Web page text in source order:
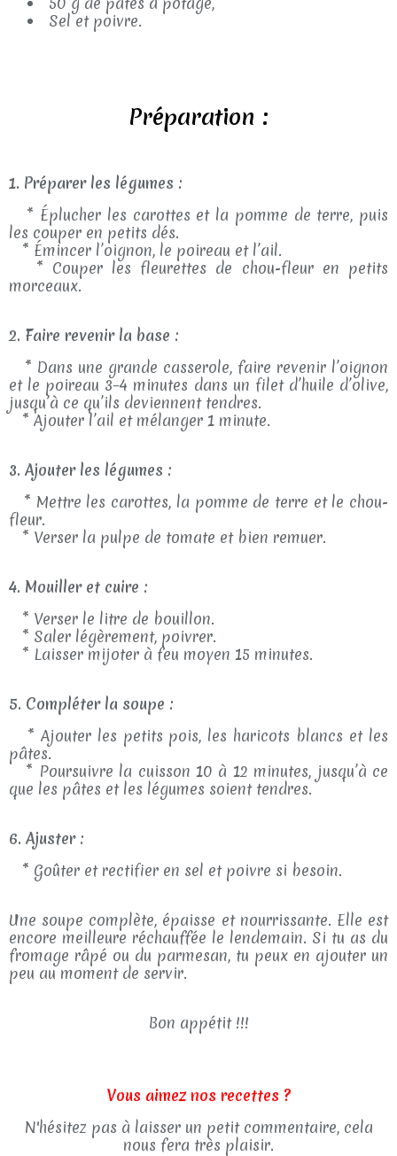
Sel et poivre.
Préparation :
1. Préparer les légumes :
* Éplucher les carottes et la pomme de terre, puis
les couper en petits dés.
* Émincer l’oignon, le poireau et l’ail.
* Couper les fleurettes de chou-fleur en petits
morceaux.
2. Faire revenir la base :
* Dans une grande casserole, faire revenir l’oignon
et le poireau 3–4 minutes dans un filet d’huile d’olive,
jusqu’à ce qu’ils deviennent tendres.
* Ajouter l’ail et mélanger 1 minute.
3. Ajouter les légumes :
* Mettre les carottes, la pomme de terre et le chou-
fleur.
* Verser la pulpe de tomate et bien remuer.
4. Mouiller et cuire :
* Verser le litre de bouillon.
* Saler légèrement, poivrer.
* Laisser mijoter à feu moyen 15 minutes.
5. Compléter la soupe :
* Ajouter les petits pois, les haricots blancs et les
pâtes.
* Poursuivre la cuisson 10 à 12 minutes, jusqu’à ce
que les pâtes et les légumes soient tendres.
6. Ajuster :
* Goûter et rectifier en sel et poivre si besoin.
Une soupe complète, épaisse et nourrissante. Elle est
encore meilleure réchauffée le lendemain. Si tu as du
fromage râpé ou du parmesan, tu peux en ajouter un
peu au moment de servir.
Bon appétit !!!
Vous aimez nos recettes ?
N'hésitez pas à laisser un petit commentaire, cela
nous fera très plaisir.